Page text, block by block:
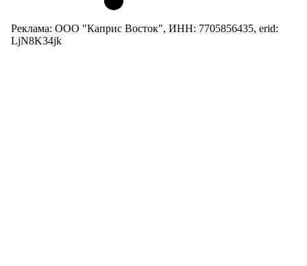
Реклама: ООО "Каприс Восток", ИНН: 7705856435, erid:
LjN8K34jk